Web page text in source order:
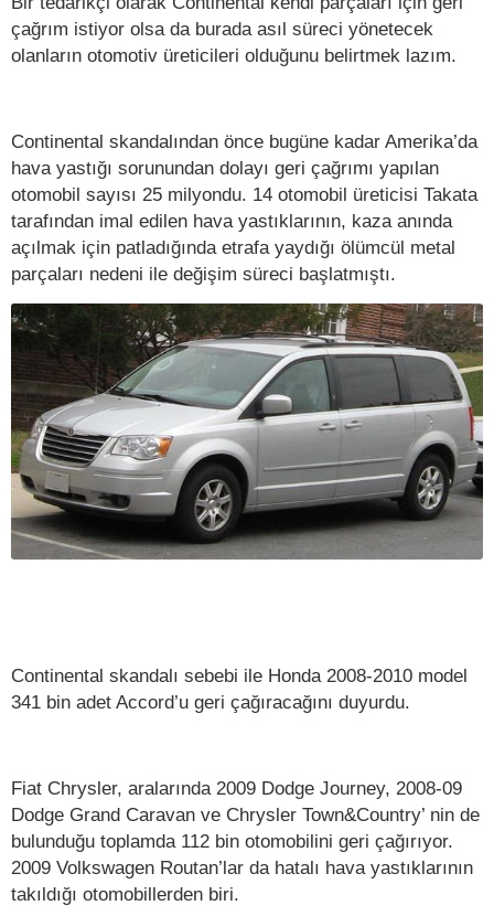
çağrım istiyor olsa da burada asıl süreci yönetecek
olanların otomotiv üreticileri olduğunu belirtmek lazım.
Continental skandalından önce bugüne kadar Amerika’da
hava yastığı sorunundan dolayı geri çağrımı yapılan
otomobil sayısı 25 milyondu. 14 otomobil üreticisi Takata
tarafından imal edilen hava yastıklarının, kaza anında
açılmak için patladığında etrafa yaydığı ölümcül metal
parçaları nedeni ile değişim süreci başlatmıştı.
Continental skandalı sebebi ile Honda 2008-2010 model
341 bin adet Accord’u geri çağıracağını duyurdu.
Fiat Chrysler, aralarında 2009 Dodge Journey, 2008-09
Dodge Grand Caravan ve Chrysler Town&Country’ nin de
bulunduğu toplamda 112 bin otomobilini geri çağırıyor.
2009 Volkswagen Routan’lar da hatalı hava yastıklarının
takıldığı otomobillerden biri.